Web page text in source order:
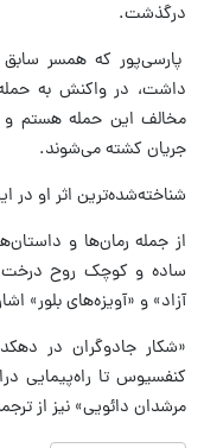
درگذشت.
پارسی‌پور که همسر سابق
داشت، در واکنش به حمله
مخالف این حمله هستم و
جریان کشته می‌شوند.
شناخته‌شده‌ترین اثر او
از جمله رمان‌ها و
ساده و کوچک روح
آزاد» و «آویزه‌های بلور»
«شکار جادوگران در
کنفسیوس تا راه‌پیمایی
مرشدان دائویی» نیز از